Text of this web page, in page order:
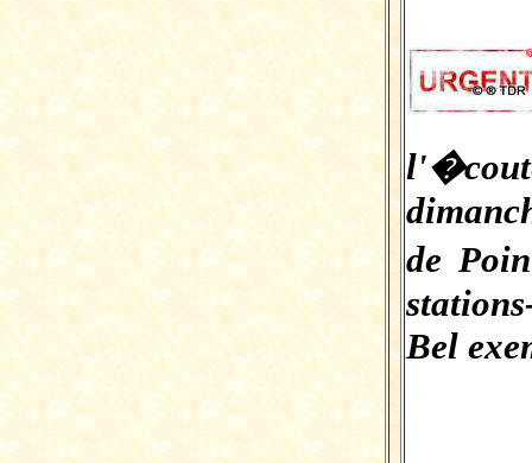
de
Bel